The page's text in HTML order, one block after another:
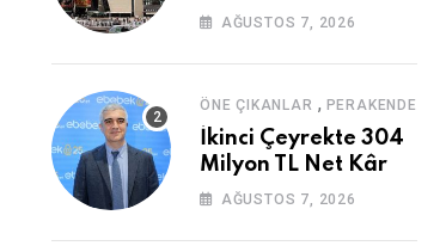
AĞUSTOS 7, 2026
ÖNE ÇIKANLAR , PERAKENDE
İkinci Çeyrekte 304
Milyon TL Net Kâr
AĞUSTOS 7, 2026